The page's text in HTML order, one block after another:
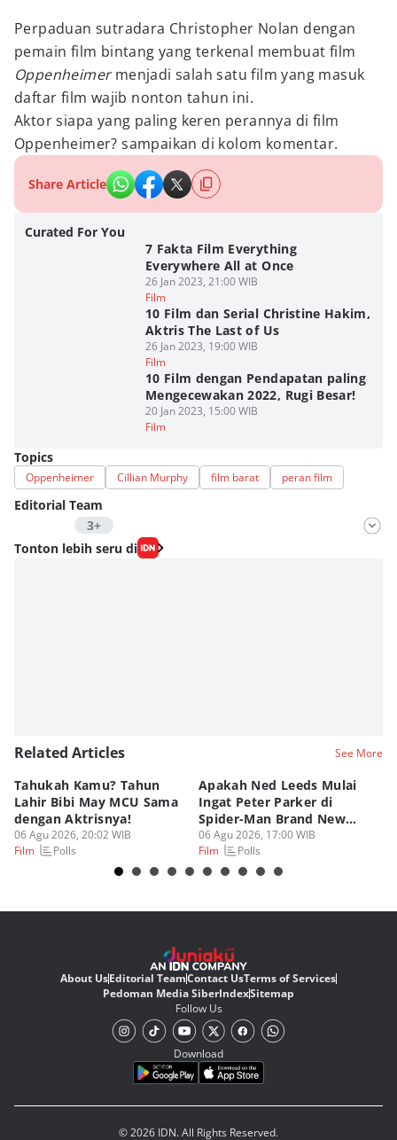
Perpaduan sutradara Christopher Nolan dengan
pemain film bintang yang terkenal membuat film
Oppenheimermenjadi salah satu film yang masuk
daftar film wajib nonton tahun ini.
Aktor siapa yang paling keren perannya di film
Oppenheimer? sampaikan di kolom komentar.
Share Article
Curated For You
7 Fakta Film Everything
Everywhere All at Once
26 Jan 2023, 21:00 WIB
Film
10 Film dan Serial Christine Hakim,
Aktris The Last of Us
26 Jan 2023, 19:00 WIB
Film
10 Film dengan Pendapatan paling
Mengecewakan 2022, Rugi Besar!
20 Jan 2023, 15:00 WIB
Film
Topics
Oppenheimer Cillian Murphy film barat peran film
Editorial Team
3+
Editor
Nadia Agatha Pramesthi
Eddy Rusmanto
Tonton lebih seru di
Related Articles See More
Tahukah Kamu? Tahun
Lahir Bibi May MCU Sama
dengan Aktrisnya!
06 Agu 2026, 20:02 WIB
Film
Polls
Apakah Ned Leeds Mulai
Ingat Peter Parker di
Spider-Man Brand New
Day?
06 Agu 2026, 17:00 WIB
Film
Polls
About UsEditorial TeamContact UsTerms of Services
Pedoman Media SiberIndexSitemap
Follow Us
Download
© 2026 IDN. All Rights Reserved.